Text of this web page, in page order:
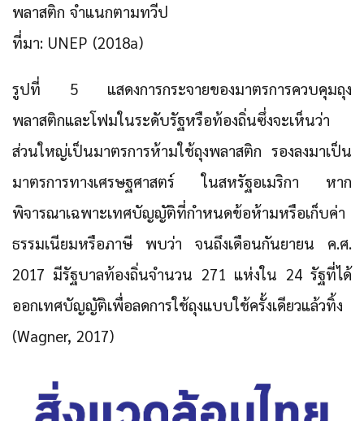
พลาสติก จำแนกตามทวีป
ที่มา: UNEP (2018a)
รูปที่ 5 แสดงการกระจายของมาตรการควบคุมถุง
พลาสติกและโฟมในระดับรัฐหรือท้องถิ่นซึ่งจะเห็นว่า
ส่วนใหญ่เป็นมาตรการห้ามใช้ถุงพลาสติก รองลงมาเป็น
มาตรการทางเศรษฐศาสตร์ ในสหรัฐอเมริกา หาก
พิจารณาเฉพาะเทศบัญญัติที่กำหนดข้อห้ามหรือเก็บค่า
ธรรมเนียมหรือภาษี พบว่า จนถึงเดือนกันยายน ค.ศ.
2017 มีรัฐบาลท้องถิ่นจำนวน 271 แห่งใน 24 รัฐที่ได้
ออกเทศบัญญัติเพื่อลดการใช้ถุงแบบใช้ครั้งเดียวแล้วทิ้ง
(Wagner, 2017)